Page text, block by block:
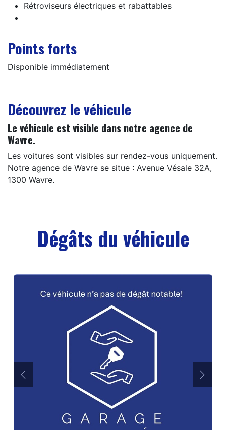
Rétroviseurs électriques et rabattables
Points forts
Disponible immédiatement
Découvrez le véhicule
Le véhicule est visible dans notre agence de
Wavre.
Les voitures sont visibles sur rendez-vous uniquement.
Notre agence de Wavre se situe : Avenue Vésale 32A,
1300 Wavre.
Dégâts du véhicule
Précédent